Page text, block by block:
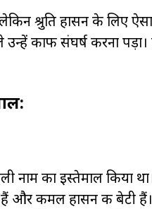
श्रुति हासन के लिए ऐसा
काफी संघर्ष करना
नाम का इस्तेमाल किया
और कमल हासन की बेटी